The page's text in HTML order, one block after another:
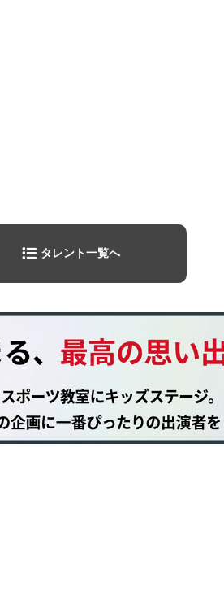
タレント一覧へ